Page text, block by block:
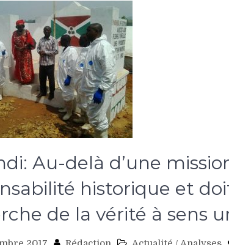
Au-delà d’une
historique et
de la vérité à sens